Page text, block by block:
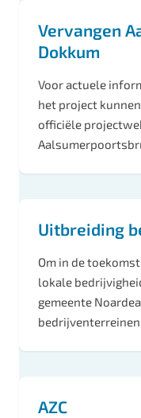
Vervangen
Dokkum
Voor actuele
het project
officiële
Uitbreiding
Om in de
lokale
gemeente
AZC